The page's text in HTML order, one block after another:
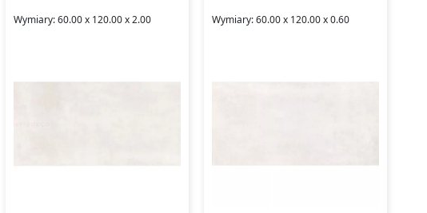
łazienkowe
łazienki. Nie tylko pięknie się prezentują, ale także są
Marazzi Cementum - praktyczne płytki do
Wymiary: 60.00 x 120.00 x 2.00 Wymiary: 60.00 x 120.00 x 0.60